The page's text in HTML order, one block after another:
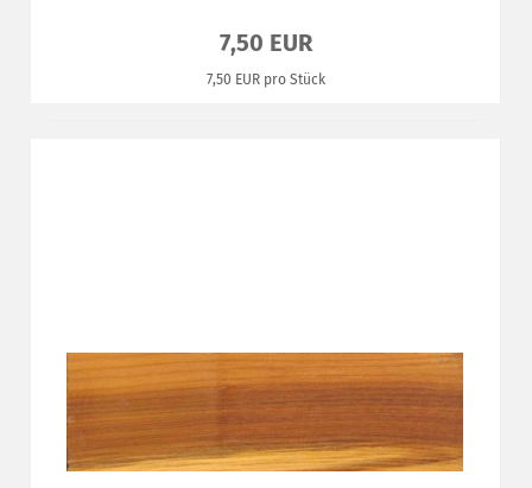
7,50 EUR
7,50 EUR pro Stück